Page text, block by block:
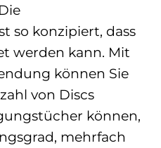
so konzipiert, dass
werden kann. Mit
können Sie
von Discs
können,
mehrfach